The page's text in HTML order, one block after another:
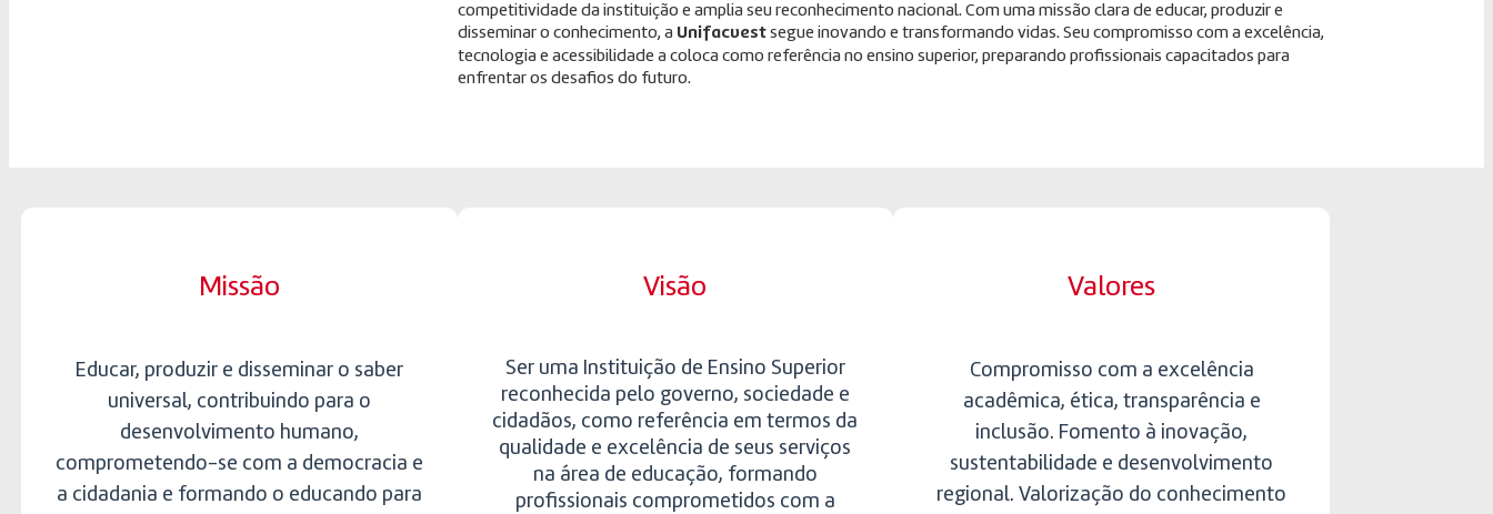
competitividade da instituição e amplia seu reconhecimento nacional. Com uma missão clara de educar, produzir e
disseminar o conhecimento, a Unifacvestsegue inovando e transformando vidas. Seu compromisso com a excelência,
tecnologia e acessibilidade a coloca como referência no ensino superior, preparando profissionais capacitados para
enfrentar os desafios do futuro.
Missão
Educar, produzir e disseminar o saber
universal, contribuindo para o
desenvolvimento humano,
comprometendo-se com a democracia e
a cidadania e formando o educando para
Visão
Ser uma Instituição de Ensino Superior
reconhecida pelo governo, sociedade e
cidadãos, como referência em termos da
qualidade e excelência de seus serviços
na área de educação, formando
profissionais comprometidos com a
Valores
Compromisso com a excelência
acadêmica, ética, transparência e
inclusão. Fomento à inovação,
sustentabilidade e desenvolvimento
regional. Valorização do conhecimento